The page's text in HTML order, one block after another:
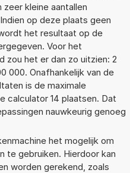
kleine aantallen
op deze plaats geen
het resultaat op de
Voor het
zou het er dan zo uitzien: 2
000. Onafhankelijk van de
is de maximale
calculator 14 plaatsen. Dat
nauwkeurig genoeg
het mogelijk om
te gebruiken. Hierdoor kan
worden gerekend, zoals